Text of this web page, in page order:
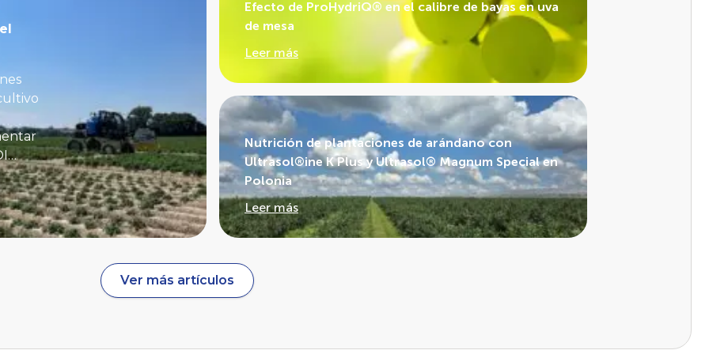
Efecto de ProHydriQ® en el calibre de bayas en uva
de mesa
Leer más
Nutrición de plantaciones de arándano con
Ultrasol®ine K Plus y Ultrasol® Magnum Special en
Polonia
Leer más
Ver más artículos